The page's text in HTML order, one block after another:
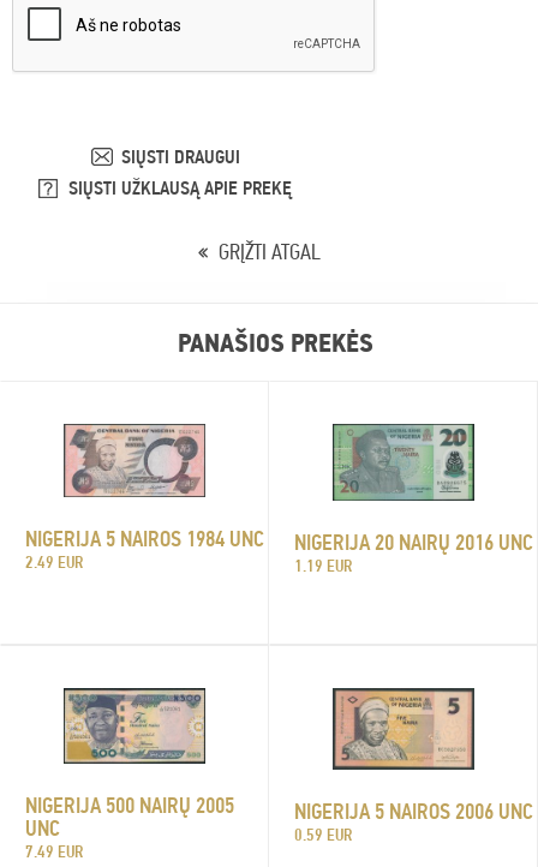
SIŲSTI DRAUGUI
SIŲSTI UŽKLAUSĄ APIE PREKĘ
GRĮŽTI ATGAL
PANAŠIOS PREKĖS
NIGERIJA 5 NAIROS 1984 UNC
2.49 EUR
NIGERIJA 20 NAIRŲ 2016 UNC
1.19 EUR
NIGERIJA 500 NAIRŲ 2005
UNC
7.49 EUR
NIGERIJA 5 NAIROS 2006 UNC
0.59 EUR